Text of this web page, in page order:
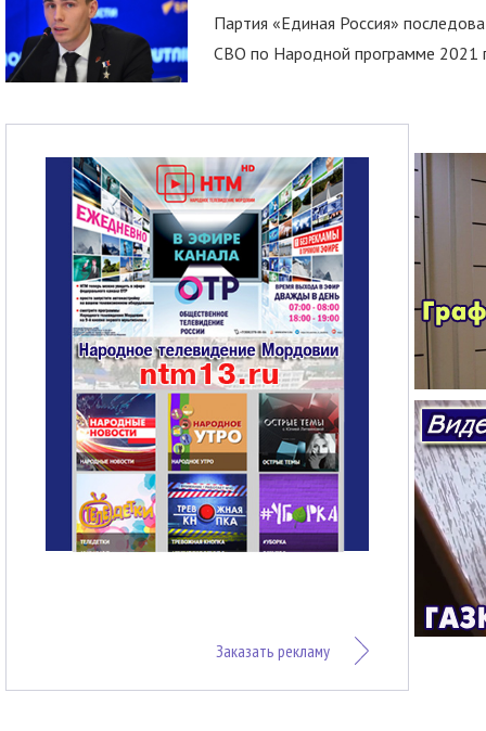
Партия «Единая Россия»
СВО по Народной программе 2021
Заказать рекламу